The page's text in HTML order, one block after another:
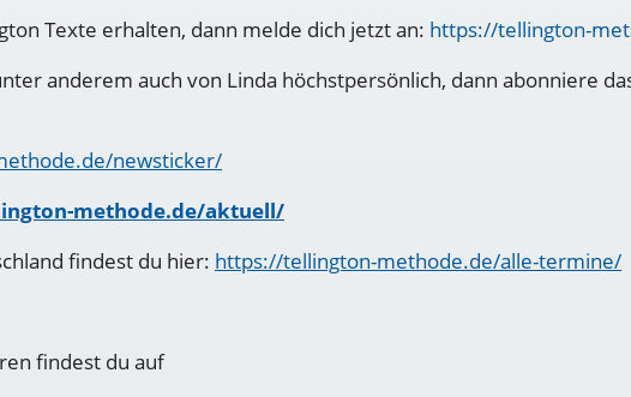
Texte erhalten, dann melde dich jetzt an: https://tellington-
anderem auch von Linda höchstpersönlich, dann abonniere
newsticker/
methode.de/aktuell/
findest du hier: https://tellington-methode.de/alle-termine/
findest du auf